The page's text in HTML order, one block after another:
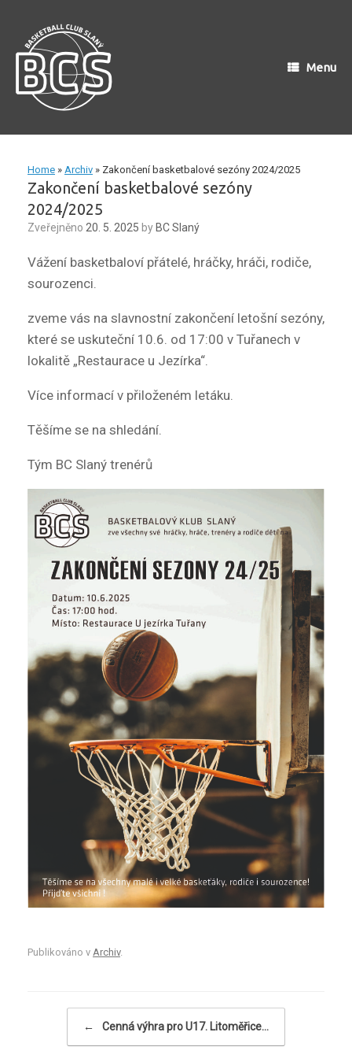
content
Menu
Home » Archiv » Zakončení basketbalové sezóny 2024/2025
Zakončení basketbalové sezóny
2024/2025
Zveřejněno 20. 5. 2025 by BC Slaný
Vážení basketbaloví přátelé, hráčky, hráči, rodiče,
sourozenci.
zveme vás na slavnostní zakončení letošní sezóny,
které se uskuteční 10.6. od 17:00 v Tuřanech v
lokalitě „Restaurace u Jezírka“.
Více informací v přiloženém letáku.
Těšíme se na shledání.
Tým BC Slaný trenérů
Publikováno v Archiv.
← Cenná výhra pro U17. Litoměřice…